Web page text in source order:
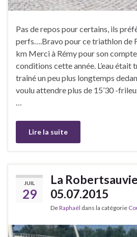
Pas de repos pour certains, ils
perfs….Bravo pour ce triathlon de
km Merci à Rémy pour son
conditions cette année. L’eau était
traîné un peu plus longtemps
voulu attendre plus de 15’30 -
…
Lire la suite
JUIL
29
La
05.07.2015
DeRaphaël dans la catégorie